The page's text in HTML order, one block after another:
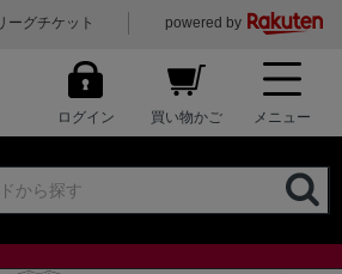
ーグチケット powered by
ログイン 買い物かご メニュー